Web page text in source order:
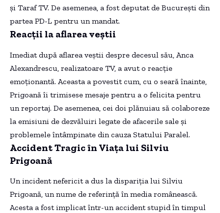
și Taraf TV. De asemenea, a fost deputat de București din
partea PD-L pentru un mandat.
Reacții la aflarea veștii
Imediat după aflarea veștii despre decesul său, Anca
Alexandrescu, realizatoare TV, a avut o reacție
emoționantă. Aceasta a povestit cum, cu o seară înainte,
Prigoană îi trimisese mesaje pentru a o felicita pentru
un reportaj. De asemenea, cei doi plănuiau să colaboreze
la emisiuni de dezvăluiri legate de afacerile sale și
problemele întâmpinate din cauza Statului Paralel.
Accident Tragic în Viața lui Silviu
Prigoană
Un incident nefericit a dus la dispariția lui Silviu
Prigoană, un nume de referință în media românească.
Acesta a fost implicat într-un accident stupid în timpul